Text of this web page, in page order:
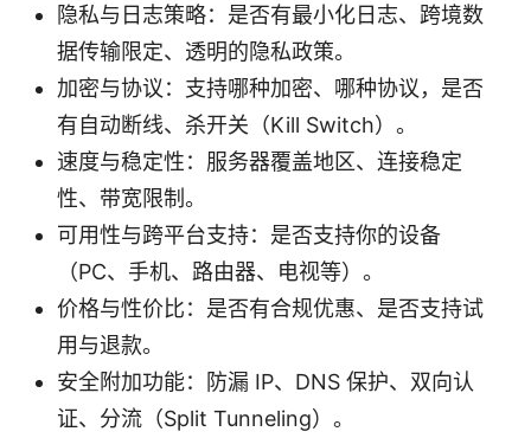
隐私与日志策略：是否有最小化日志、跨境数
据传输限定、透明的隐私政策。
加密与协议：支持哪种加密、哪种协议，是否
有自动断线、杀开关（Kill Switch）。
速度与稳定性：服务器覆盖地区、连接稳定
性、带宽限制。
可用性与跨平台支持：是否支持你的设备
（PC、手机、路由器、电视等）。
价格与性价比：是否有合规优惠、是否支持试
用与退款。
安全附加功能：防漏 IP、DNS 保护、双向认
证、分流（Split Tunneling）。